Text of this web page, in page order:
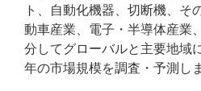
ト、自動化機器、切断機、そ
動車産業、電子・半導体産業
分してグローバルと主要地域
年の市場規模を調査・予測し